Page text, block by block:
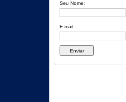
Seu Nome:
E-mail: